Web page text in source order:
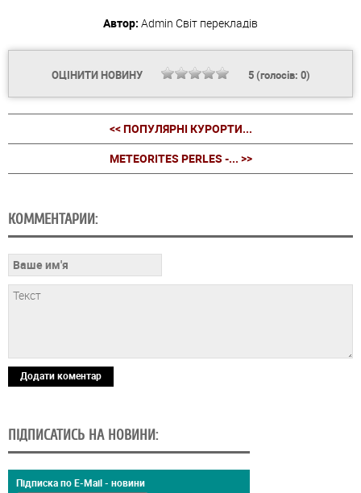
Автор: Admin Світ перекладів
ОЦІНИТИ НОВИНУ 5(голосів: 0)
<< ПОПУЛЯРНІ КУРОРТИ...
METEORITES PERLES -... >>
КОММЕНТАРИИ:
Додати коментар
ПІДПИСАТИСЬ НА НОВИНИ:
Підписка по E-Mail - новини